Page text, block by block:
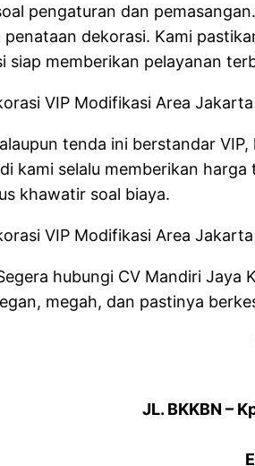
pengaturan dan
dekorasi. Kami
siap memberikan pelayanan
tenda ini berstandar
kami selalu memberikan
khawatir soal biaya.
hubungi CV Mandiri
megah, dan pastinya
JL. BKKBN –